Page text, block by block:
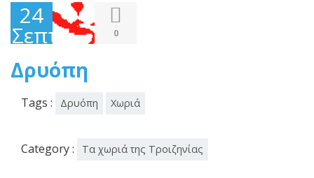
24
Σεπτεμβρίου
2015
0
Δρυόπη
Tags : Δρυόπη Χωριά
Category : Τα χωριά της Τροιζηνίας